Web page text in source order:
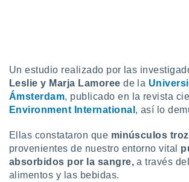
sitio
En
de que
el sitio
Un estudio realizado por las
Leslie y Marja Lamoree de la
Ámsterdam, publicado en la revista
Environment International , así lo
Ellas constataron que minúsculos
provenientes de nuestro entorno vital
absorbidos por la sangre, a través
alimentos y las bebidas.